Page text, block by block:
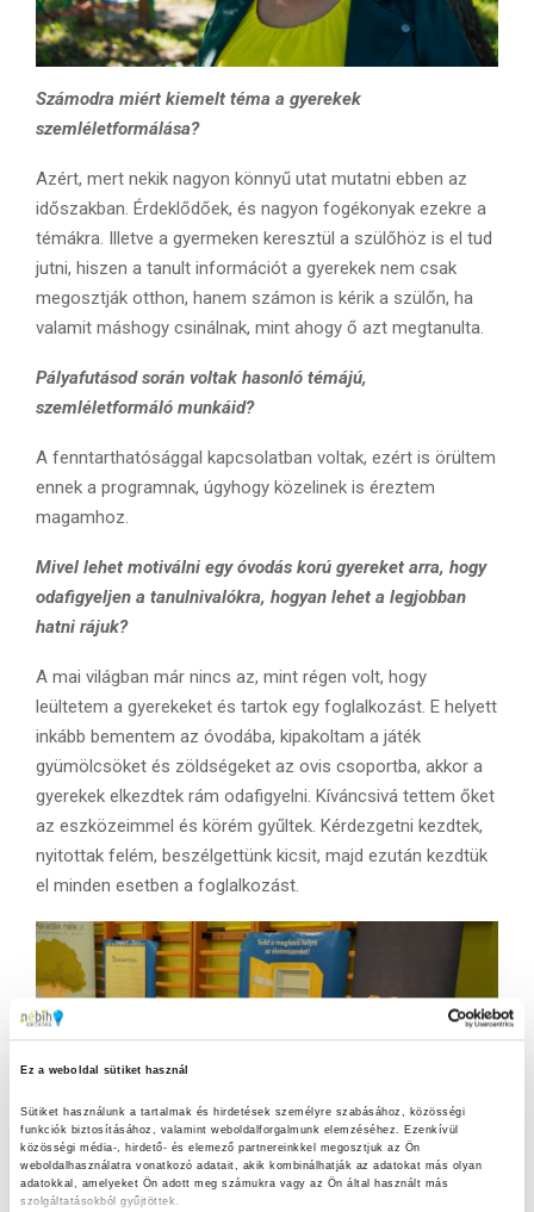
Ez a weboldal sütiket használ
Sütiket használunk a tartalmak és hirdetések személyre szabásához, közösségi
funkciók biztosításához, valamint weboldalforgalmunk elemzéséhez. Ezenkívül
közösségi média-, hirdető- és elemező partnereinkkel megosztjuk az Ön
weboldalhasználatra vonatkozó adatait, akik kombinálhatják az adatokat más olyan
adatokkal, amelyeket Ön adott meg számukra vagy az Ön által használt más
szolgáltatásokból gyűjtöttek.
Számodra miért kiemelt téma a gyerekek
szemléletformálása?
Azért, mert nekik nagyon könnyű utat mutatni ebben az
időszakban. Érdeklődőek, és nagyon fogékonyak ezekre a
témákra. Illetve a gyermeken keresztül a szülőhöz is el tud
jutni, hiszen a tanult információt a gyerekek nem csak
megosztják otthon, hanem számon is kérik a szülőn, ha
valamit máshogy csinálnak, mint ahogy ő azt megtanulta.
Pályafutásod során voltak hasonló témájú,
szemléletformáló munkáid?
A fenntarthatósággal kapcsolatban voltak, ezért is örültem
ennek a programnak, úgyhogy közelinek is éreztem
magamhoz.
Mivel lehet motiválni egy óvodás korú gyereket arra, hogy
odafigyeljen a tanulnivalókra, hogyan lehet a legjobban
hatni rájuk?
A mai világban már nincs az, mint régen volt, hogy
leültetem a gyerekeket és tartok egy foglalkozást. E helyett
inkább bementem az óvodába, kipakoltam a játék
gyümölcsöket és zöldségeket az ovis csoportba, akkor a
gyerekek elkezdtek rám odafigyelni. Kíváncsivá tettem őket
az eszközeimmel és körém gyűltek. Kérdezgetni kezdtek,
nyitottak felém, beszélgettünk kicsit, majd ezután kezdtük
el minden esetben a foglalkozást.